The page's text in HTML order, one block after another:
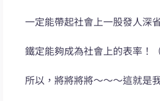
一定能帶起社會上一股發人深
鐵定能夠成為社會上的表率！（
所以，將將將將～～～這就是